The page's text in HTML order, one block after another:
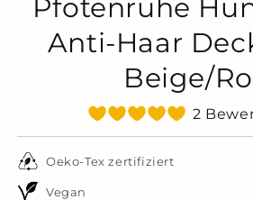
Pfotenruhe
Anti-Haar
Beige/
2
Oeko-Tex zertifiziert
Vegan